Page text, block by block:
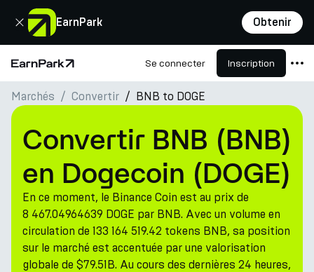
EarnPark Obtenir
Fermer
Page d'accueil Se connecter Inscription
Produits
Marchés
Calculatrices
PARK Token
Ressources
Entreprise
Marchés Convertir BNB to DOGE
Convertir BNB (BNB)
en Dogecoin (DOGE)
En ce moment, le Binance Coin est au prix de
8 467.04964639 DOGE par BNB. Avec un volume en
circulation de 133 164 519.42 tokens BNB, sa position
sur le marché est accentuée par une valorisation
globale de $79.51B. Au cours des dernières 24 heures,